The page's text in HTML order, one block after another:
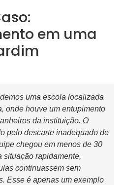
em uma
uma escola localizada
onde houve um entupimento
da instituição. O
pelo descarte inadequado de
chegou em menos de 30
situação rapidamente,
continuassem sem
Esse é apenas um exemplo